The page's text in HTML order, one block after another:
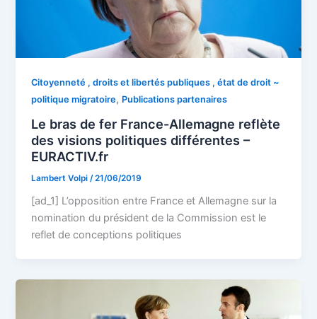
Citoyenneté , droits et libertés publiques , état de droit ~
politique migratoire, Publications partenaires
Le bras de fer France-Allemagne reflète
des visions politiques différentes –
EURACTIV.fr
Lambert Volpi /21/06/2019
[ad_1] L’opposition entre France et Allemagne sur la
nomination du président de la Commission est le
reflet de conceptions politiques